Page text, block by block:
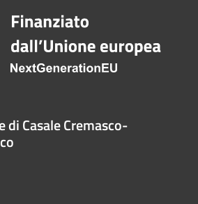
di Casale Cremasco-